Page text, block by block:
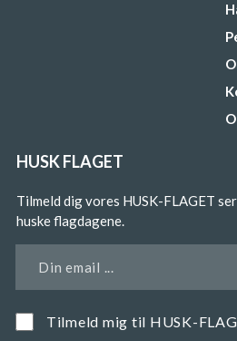
HUSK FLAGET
Tilmeld dig vores HUSK-FLAGET
huske flagdagene.
Din email ...
Tilmeld mig til HUSK-